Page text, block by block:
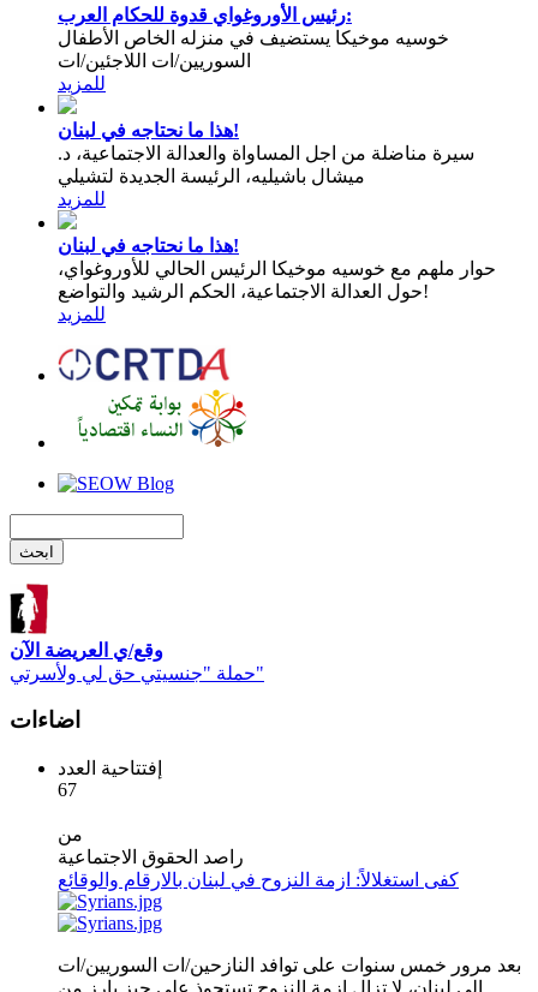
رئيس الأوروغواي قدوة للحكام العرب:
خوسيه موخيكا يستضيف في منزله الخاص الأطفال
السوريين/ات اللاجئين/ات
للمزيد
هذا ما نحتاجه في لبنان!
سيرة مناضلة من اجل المساواة والعدالة الاجتماعية، د.
ميشال باشيليه، الرئيسة الجديدة لتشيلي
للمزيد
هذا ما نحتاجه في لبنان!
حوار ملهم مع خوسيه موخيكا الرئيس الحالي للأوروغواي،
حول العدالة الاجتماعية، الحكم الرشيد والتواضع!
للمزيد
وقع/ي العريضة الآن
حملة "جنسيتي حق لي ولأسرتي"
اضاءات
إفتتاحية العدد
67
من
راصد الحقوق الاجتماعية
كفى استغلالاً: ازمة النزوح في لبنان بالارقام والوقائع
بعد مرور خمس سنوات على توافد النازحين/ات السوريين/ات
الى لبنان، لا تزال ازمة النزوح تستحوذ على حيز بارز من